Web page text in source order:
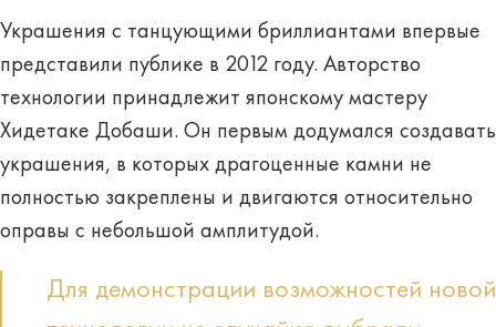
Украшения с танцующими бриллиантами впервые
представили публике в 2012 году. Авторство
технологии принадлежит японскому мастеру
Хидетаке Добаши. Он первым додумался создавать
украшения, в которых драгоценные камни не
полностью закреплены и двигаются относительно
оправы с небольшой амплитудой.
Для демонстрации возможностей новой